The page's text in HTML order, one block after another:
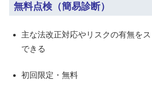
無料点検（簡易診断）
主な法改正対応やリスクの有無を
できる
初回限定・無料